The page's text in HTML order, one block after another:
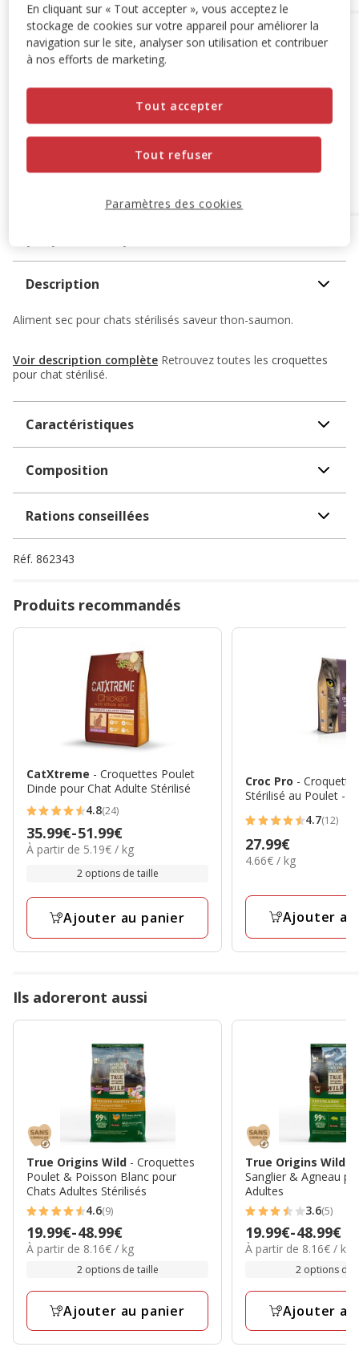
Options de livraison Détails livraison
Retrait en magasin
Voir la disponibilité en magasin
OFFERT
Livraison dans 72h offert dès 69€ d'achat
Livraison à domicile
Expédition sous 24h ouvrées
Description
Aliment sec pour chats stérilisés saveur thon-saumon.
Voir description complète Retrouvez toutes les croquettes
pour chat stérilisé.
Caractéristiques
Composition
Rations conseillées
Réf. 862343
Produits recommandés
CatXtreme - Croquettes Poulet
Dinde pour Chat Adulte Stérilisé
4.8
étoiles
avec
avis
4.8(24)
Prix
de
51.99€
35.99€-51.99€
5.19€
À partir de 5.19€ / kg
2 options de taille
Ajouter au panier
Croc Pro -
Stérilisé au Poulet -
4.7
étoiles
avec
avis
4.7(12)
Prix
27.99€
27.99€
4.66€
4.66€ / kg
Ajouter
Ils adoreront aussi
True Origins Wild - Croquettes
Poulet & Poisson Blanc pour
Chats Adultes Stérilisés
4.6
étoiles
avec
avis
4.6(9)
Prix
de
à
48.99€
19.99€-48.99€
8.16€
À partir de 8.16€ / kg
2 options de taille
Ajouter au panier
True Origins Wild
Sanglier & Agneau
Adultes
3.6
étoiles
avec
avis
3.6(5)
Prix
de
à
48.99€
19.99€-48.99€
8.16€
À partir de 8.16€ / kg
2 options de
Ajouter
En cliquant sur « Tout accepter », vous acceptez le
stockage de cookies sur votre appareil pour améliorer la
navigation sur le site, analyser son utilisation et contribuer
à nos efforts de marketing.
Tout refuser
Tout accepter
Paramètres des cookies